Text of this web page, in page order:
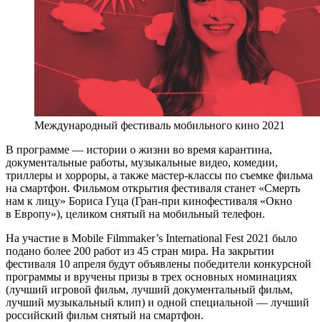
Международный фестиваль мобильного кино 2021
В программе — истории о жизни во время карантина,
документальные работы, музыкальные видео, комедии,
триллеры и хорроры, а также мастер-классы по съемке фильма
на смартфон. Фильмом открытия фестиваля станет «Смерть
нам к лицу» Бориса Гуца (Гран-при кинофестиваля «Окно
в Европу»), целиком снятый на мобильный телефон.
На участие в Mobile Filmmaker’s International Fest 2021 было
подано более 200 работ из 45 стран мира. На закрытии
фестиваля 10 апреля будут объявлены победители конкурсной
программы и вручены призы в трех основных номинациях
(лучший игровой фильм, лучший документальный фильм,
лучший музыкальный клип) и одной специальной — лучший
российский фильм снятый на смартфон.